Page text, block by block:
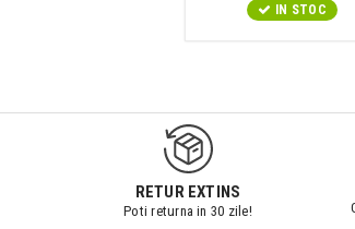
IN STOC
RETUR EXTINS
Poti returna in 30 zile!